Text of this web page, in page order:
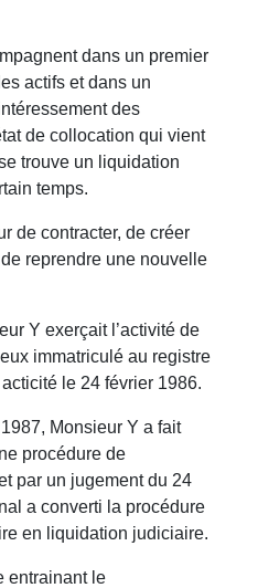
dans un premier
actifs et dans un
des
de collocation qui vient
trouve un liquidation
temps.
de contracter, de créer
reprendre une nouvelle
Y exerçait l’activité de
immatriculé au registre
le 24 février 1986.
Monsieur Y a fait
procédure de
par un jugement du 24
a converti la procédure
en liquidation judiciaire.
entrainant le